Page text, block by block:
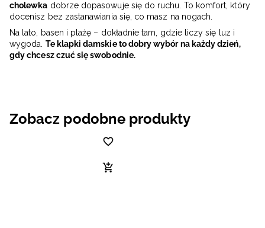
cholewka dobrze dopasowuje się do ruchu. To komfort, który
docenisz bez zastanawiania się, co masz na nogach.
Na lato, basen i plażę – dokładnie tam, gdzie liczy się luz i
wygoda. Te klapki damskie to dobry wybór na każdy dzień,
gdy chcesz czuć się swobodnie.
Zobacz podobne produkty